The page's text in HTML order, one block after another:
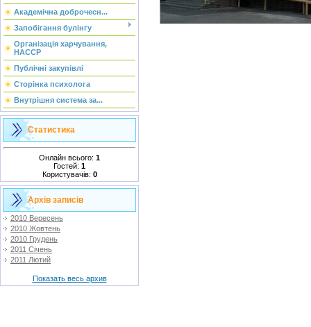
Академічна доброчесн...
Запобігання булінгу
Організація харчування,
НАССР
Публічні закупівлі
Сторінка психолога
Внутрішня система за...
Статистика
Онлайн всього: 1
Гостей: 1
Користувачів: 0
Архів записів
2010 Вересень
2010 Жовтень
2010 Грудень
2011 Січень
2011 Лютий
Показать весь архив